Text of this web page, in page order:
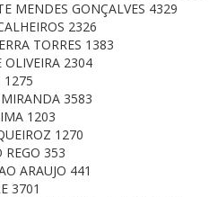
MENDES GONÇALVES 4329
2326
TORRES 1383
2304
1275
3583
1203
1270
REGO 353
ARAUJO 441
3701